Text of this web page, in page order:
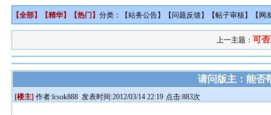
【全部】【精华】【热门 】分类：【站务公告】【问题反馈】【帖子审核】【 网
上一主题： 可
请问版主：能否
[楼主] 作者:lcsok888 发表时间:2012/03/14 22:19 点击:883次